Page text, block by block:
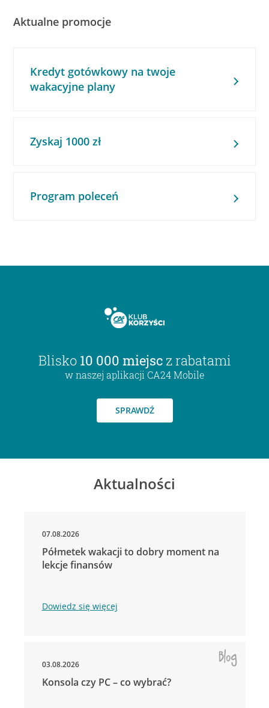
Aktualne promocje
Kredyt gotówkowy na twoje
wakacyjne plany
Zyskaj 1000 zł
Program poleceń
Blisko 10 000 miejsc z rabatami
w naszej aplikacji CA24 Mobile
SPRAWDŹ
Aktualności
07.08.2026
Półmetek wakacji to dobry moment na
lekcje finansów
Dowiedz się więcej
03.08.2026
Konsola czy PC – co wybrać?